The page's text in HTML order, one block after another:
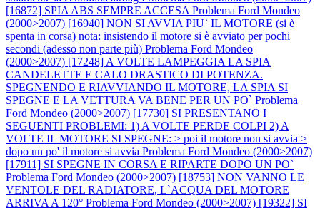
[16872] SPIA ABS SEMPRE ACCESA Problema Ford Mondeo
(2000>2007) [16940] NON SI AVVIA PIU` IL MOTORE (si è
spenta in corsa) nota: insistendo il motore si è avviato per pochi
secondi (adesso non parte più) Problema Ford Mondeo
(2000>2007) [17248] A VOLTE LAMPEGGIA LA SPIA
CANDELETTE E CALO DRASTICO DI POTENZA.
SPEGNENDO E RIAVVIANDO IL MOTORE, LA SPIA SI
SPEGNE E LA VETTURA VA BENE PER UN PO` Problema
Ford Mondeo (2000>2007) [17730] SI PRESENTANO I
SEGUENTI PROBLEMI: 1) A VOLTE PERDE COLPI 2) A
VOLTE IL MOTORE SI SPEGNE: > poi il motore non si avvia >
dopo un po' il motore si avvia Problema Ford Mondeo (2000>2007)
[17911] SI SPEGNE IN CORSA E RIPARTE DOPO UN PO`
Problema Ford Mondeo (2000>2007) [18753] NON VANNO LE
VENTOLE DEL RADIATORE, L`ACQUA DEL MOTORE
ARRIVA A 120° Problema Ford Mondeo (2000>2007) [19322] SI